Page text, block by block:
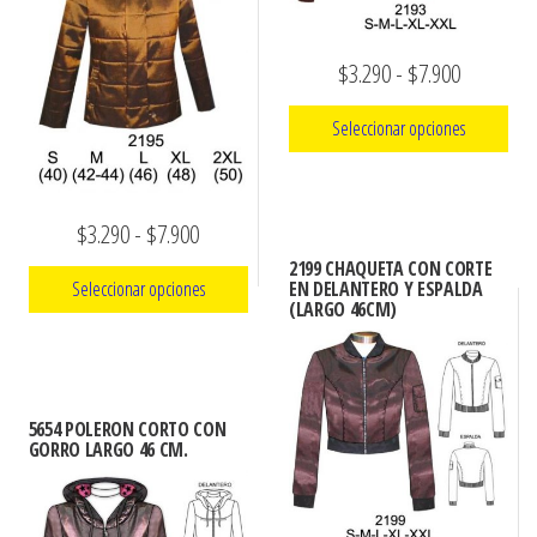
la
página
de
producto
se
pueden
elegir
en
la
página
producto
$3.290- $7.900Rango
de
precios:
hasta
Seleccionar opciones
múltiples
Las
opciones
se
pueden
elegir
en
$3.290- $7.900Rango
de
precios:
hasta
Seleccionar opciones
múltiples
variantes.
Las
2199 CHAQUETA CON CORTE
EN DELANTERO Y ESPALDA
(LARGO 46CM)
5654 POLERON CORTO CON
GORRO LARGO 46 CM.